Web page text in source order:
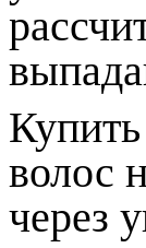
волос
через